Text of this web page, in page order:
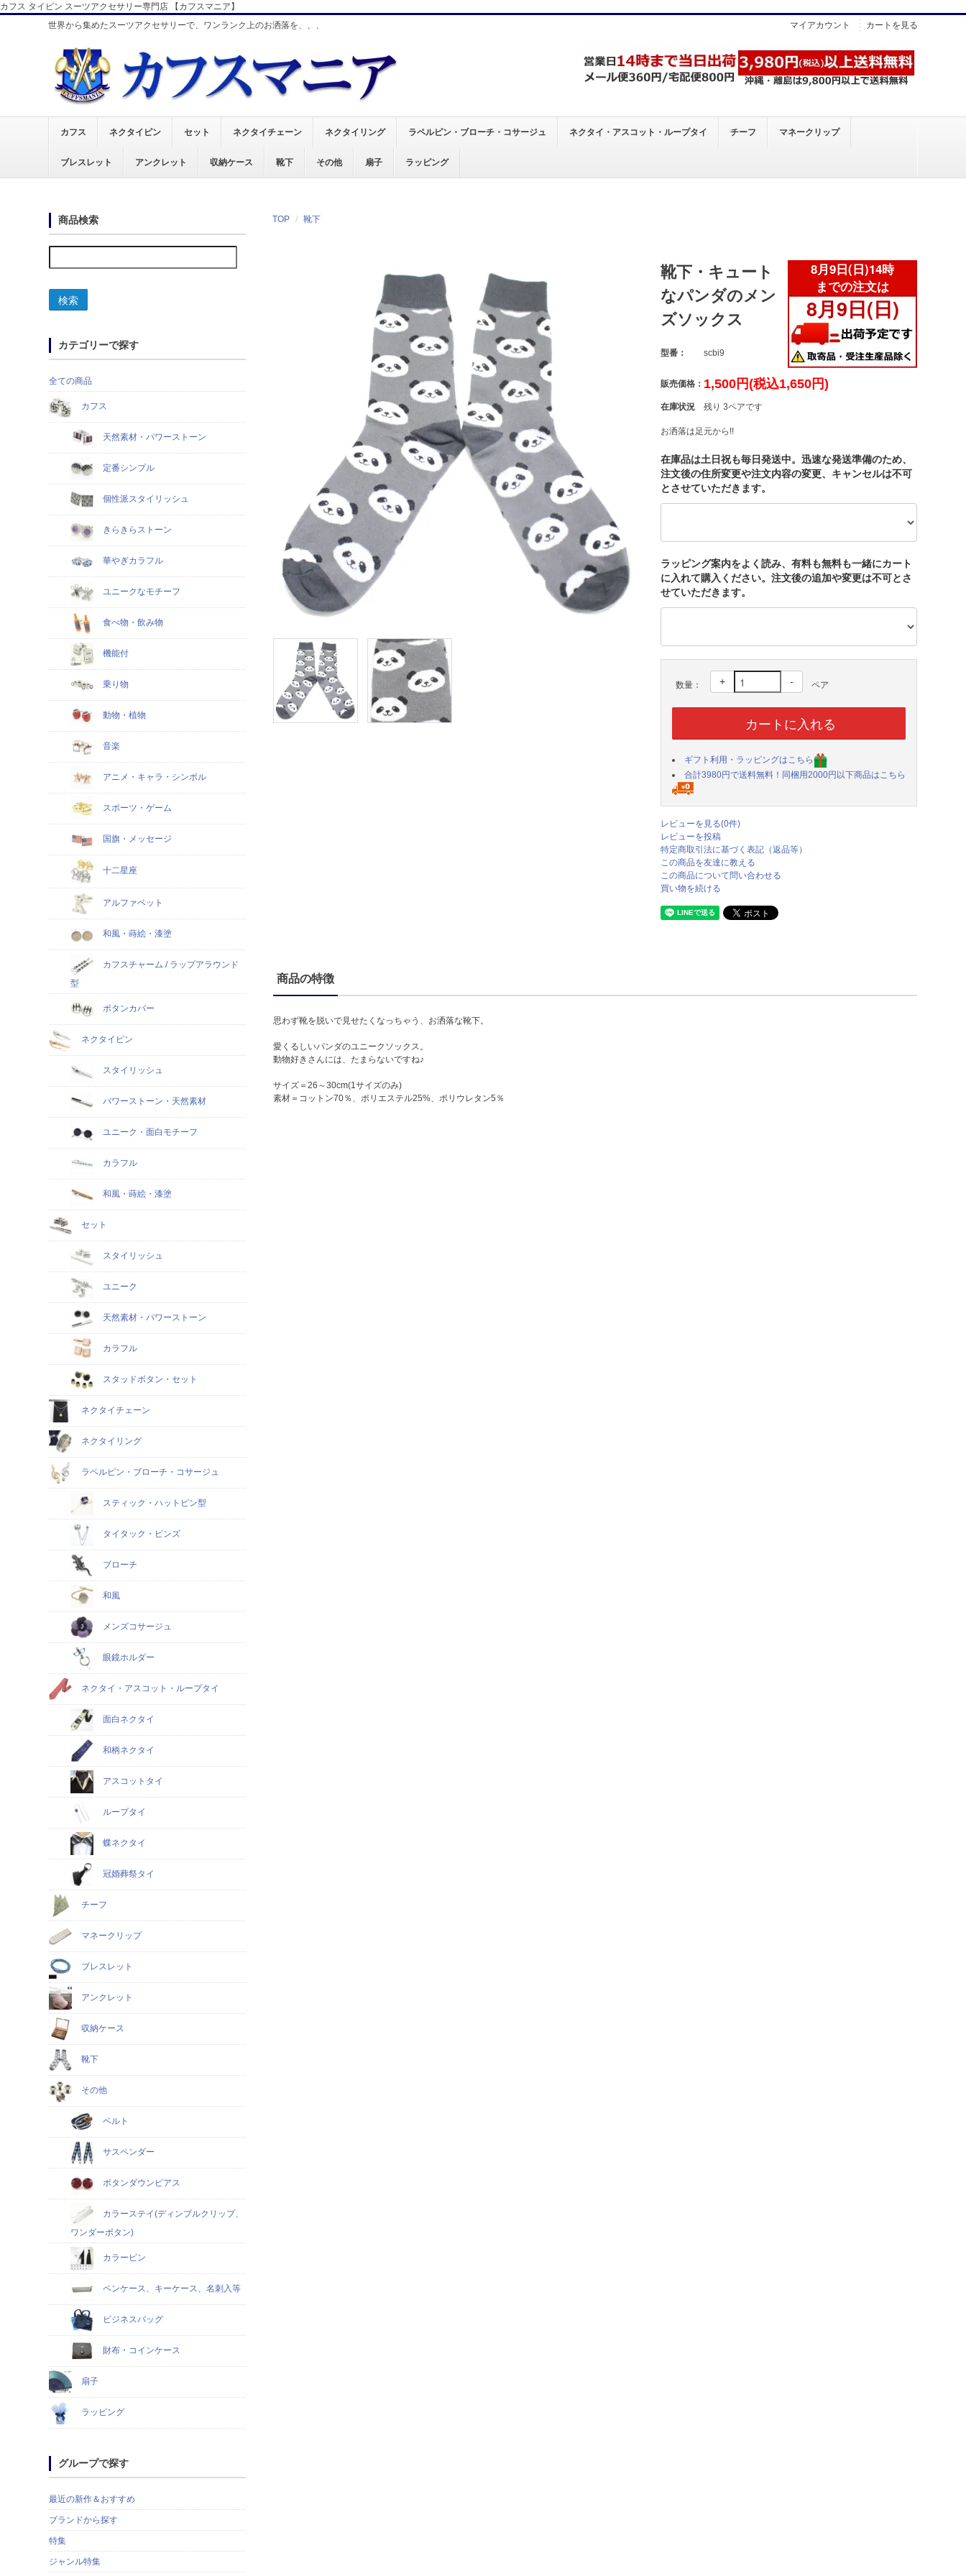
カフス タイピン スーツアクセサリー専門店 【カフスマニア】
世界から集めたスーツアクセサリーで、ワンランク上のお洒落を、、、
マイアカウント カートを見る
カフス ネクタイピン セット ネクタイチェーン ネクタイリング ラペルピン・ブローチ・コサージュ ネクタイ・アスコット・ループタイ チーフ マネークリップ
ブレスレット アンクレット 収納ケース 靴下 その他 扇子 ラッピング
TOP 靴下
靴下・キュート
なパンダのメン
ズソックス
型番： scbi9
販売価格： 1,500円(税込1,650円)
在庫状況 残り 3ペアです
お洒落は足元から!!
在庫品は土日祝も毎日発送中。迅速な発送準備のため、
注文後の住所変更や注文内容の変更、キャンセルは不可
とさせていただきます。
ラッピング案内をよく読み、有料も無料も一緒にカート
に入れて購入ください。注文後の追加や変更は不可とさ
せていただきます。
数量： + - ペア
ギフト利用・ラッピングはこちら
合計3980円で送料無料！同梱用2000円以下商品はこちら
レビューを見る(0件)
レビューを投稿
特定商取引法に基づく表記（返品等）
この商品を友達に教える
この商品について問い合わせる
買い物を続ける
商品の特徴
思わず靴を脱いで見せたくなっちゃう、お洒落な靴下。
愛くるしいパンダのユニークソックス。
動物好きさんには、たまらないですね♪
サイズ＝26～30cm(1サイズのみ)
素材＝コットン70％、ポリエステル25%、ポリウレタン5％
商品検索
検索
カテゴリーで探す
全ての商品
カフス
天然素材・パワーストーン
定番シンプル
個性派スタイリッシュ
きらきらストーン
華やぎカラフル
ユニークなモチーフ
食べ物・飲み物
機能付
乗り物
動物・植物
音楽
アニメ・キャラ・シンボル
スポーツ・ゲーム
国旗・メッセージ
十二星座
アルファベット
和風・蒔絵・漆塗
カフスチャーム / ラップアラウンド
型
ボタンカバー
ネクタイピン
スタイリッシュ
パワーストーン・天然素材
ユニーク・面白モチーフ
カラフル
和風・蒔絵・漆塗
セット
スタイリッシュ
ユニーク
天然素材・パワーストーン
カラフル
スタッドボタン・セット
ネクタイチェーン
ネクタイリング
ラペルピン・ブローチ・コサージュ
スティック・ハットピン型
タイタック・ピンズ
ブローチ
和風
メンズコサージュ
眼鏡ホルダー
ネクタイ・アスコット・ループタイ
面白ネクタイ
和柄ネクタイ
アスコットタイ
ループタイ
蝶ネクタイ
冠婚葬祭タイ
チーフ
マネークリップ
ブレスレット
アンクレット
収納ケース
靴下
その他
ベルト
サスペンダー
ボタンダウンピアス
カラーステイ(ディンプルクリップ、
ワンダーボタン)
カラーピン
ペンケース、キーケース、名刺入等
ビジネスバッグ
財布・コインケース
扇子
ラッピング
グループで探す
最近の新作＆おすすめ
ブランドから探す
特集
ジャンル特集